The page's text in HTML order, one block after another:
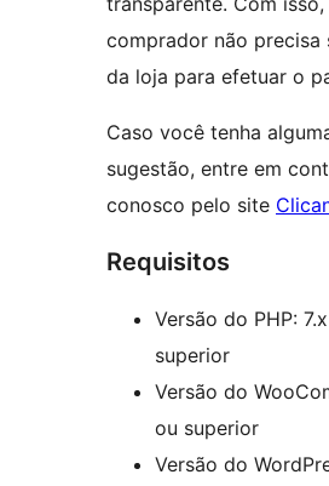
comprador não precisa
da loja para efetuar o
Caso você tenha
sugestão, entre em
conosco pelo site
Requisitos
Versão do PHP:
superior
Versão do
ou superior
Versão do